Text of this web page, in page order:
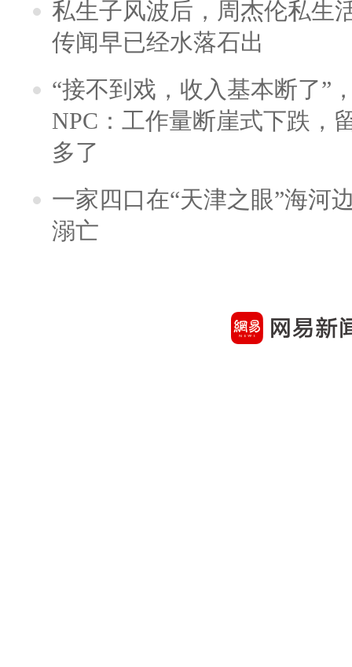
私生子风波后，周杰伦私生
传闻早已经水落石出
“接不到戏，收入基本断了”
NPC：工作量断崖式下跌，
多了
一家四口在“天津之眼”海河
溺亡